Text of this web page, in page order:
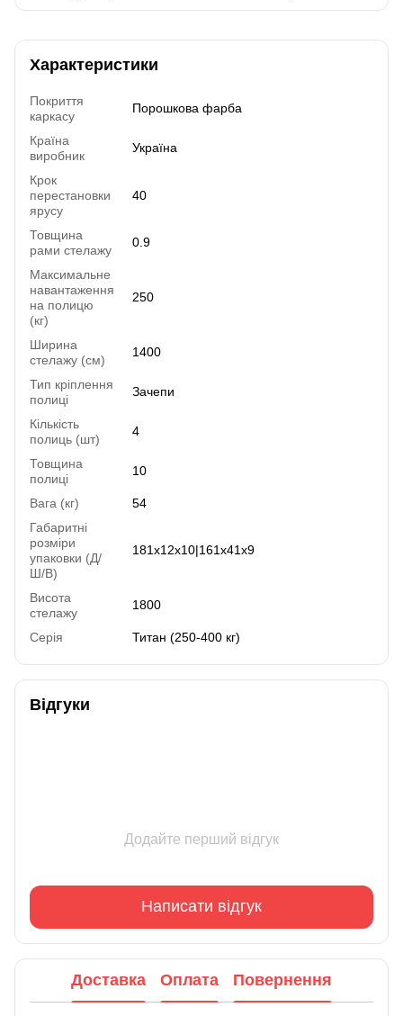
Характеристики
Покриття
каркасу
Порошкова фарба
Країна
виробник
Україна
Крок
перестановки
ярусу
40
Товщина
рами стелажу
0.9
Максимальне
навантаження
на полицю
(кг)
250
Ширина
стелажу (см)
1400
Тип кріплення
полиці
Зачепи
Кількість
полиць (шт)
4
Товщина
полиці
10
Вага (кг)
54
Габаритні
розміри
упаковки (Д/
Ш/В)
181x12x10|161x41x9
Висота
стелажу
1800
Серія Титан (250-400 кг)
Відгуки
Додайте перший відгук
Написати відгук
Доставка Оплата Повернення